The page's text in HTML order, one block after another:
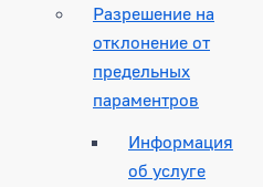
Разрешение на
отклонение от
предельных
параментров
Информация
об услуге